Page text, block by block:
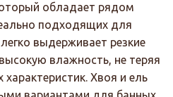
обладает рядом
подходящих для
выдерживает резкие
влажность, не теряя
Хвоя и ель